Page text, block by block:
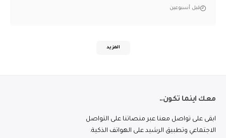
قبل أسبوعين
المزيد
معك اينما تكون..
ابقى على تواصل معنا عبر منصاتنا على التواصل
الاجتماعي وتطبيق الرشيد على الهواتف الذكية.